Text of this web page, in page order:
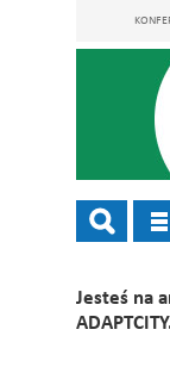
Jesteś na